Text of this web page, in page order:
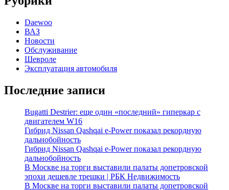
Daewoo
ВАЗ
Новости
Обслуживание
Шевроле
Эксплуатация автомобиля
Последние записи
Bugatti Destrier: еще один «последний» гиперкар с
двигателем W16
Гибрид Nissan Qashqai e-Power показал рекордную
дальнобойность
Гибрид Nissan Qashqai e-Power показал рекордную
дальнобойность
В Москве на торги выставили палаты допетровской
эпохи дешевле трешки | РБК Недвижимость
В Москве на торги выставили палаты допетровской